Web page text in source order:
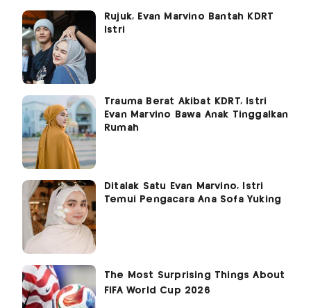
Rujuk, Evan Marvino Bantah KDRT
Istri
Trauma Berat Akibat KDRT, Istri
Evan Marvino Bawa Anak Tinggalkan
Rumah
Ditalak Satu Evan Marvino, Istri
Temui Pengacara Ana Sofa Yuking